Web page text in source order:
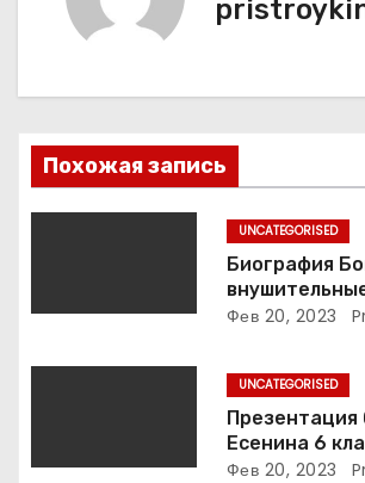
п
о
з
п
и
я
Похожая запись
UNCATEGORISED
Биография
интимные
Фев 20, 2023
UNCATEGORISED
Презентация
Есенина 6
подробное
Фев 20, 2023